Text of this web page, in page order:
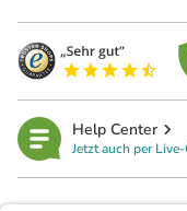
Help Center
Jetzt auch per